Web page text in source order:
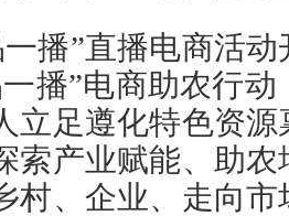
播”直播电商活
播”电商助农行
立足遵化特色资
索产业赋能、助
村、企业、走向